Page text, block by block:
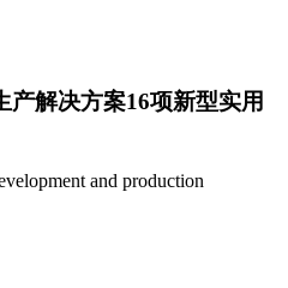
产解决方案16项新型实用
and production